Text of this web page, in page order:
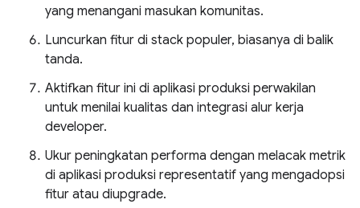
yang menangani masukan komunitas.
Luncurkan fitur di stack populer, biasanya di balik
tanda.
Aktifkan fitur ini di aplikasi produksi perwakilan
untuk menilai kualitas dan integrasi alur kerja
developer.
Ukur peningkatan performa dengan melacak metrik
di aplikasi produksi representatif yang mengadopsi
fitur atau diupgrade.